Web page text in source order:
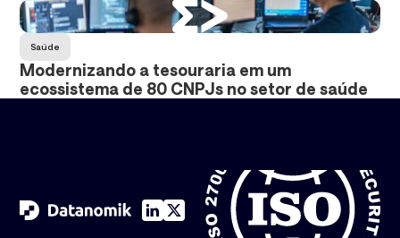
Saúde
Modernizando a tesouraria em um
ecossistema de 80 CNPJs no setor de saúde